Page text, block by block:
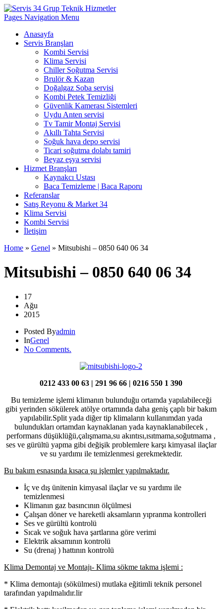
Pages Navigation Menu
Anasayfa
Servis Branşları
Kombi Servisi
Klima Servisi
Chiller Soğutma Servisi
Brulör & Kazan
Doğalgaz Soba servisi
Kombi Petek Temizliği
Güvenlik Kamerası Sistemleri
Uydu Anten servisi
Tv Tamir Montaj Servisi
Akıllı Tahta Servisi
Soğuk hava depo servisi
Ticari soğutma dolabı tamiri
Beyaz eşya servisi
Hizmet Branşları
Kaynakcı Ustası
Baca Temizleme | Baca Raporu
Referanslar
Satış Reyonu & Market 34
Klima Servisi
Kombi Servisi
İletişim
Home » Genel » Mitsubishi – 0850 640 06 34
Mitsubishi – 0850 640 06 34
17
Ağu
2015
Posted Byadmin
InGenel
No Comments.
0212 433 00 63 | 291 96 66 | 0216 550 1 390
Bu temizleme işlemi klimanın bulunduğu ortamda yapılabileceği
gibi yerinden sökülerek atölye ortamında daha geniş çaplı bir bakım
yapılabilir.Split yada diğer tip klimaların kullanımdan yada
bulundukları ortamdan kaynaklanan yada kaynaklanabilecek ,
performans düşüklüğü,çalışmama,su akıntısı,ısıtmama,soğutmama ,
ses ve gürültü yapma gibi değişik problemlere karşı kimyasal ilaçlar
ve su yardımı ile temizlenmesi gerekmektedir.
Bu bakım esnasında kısaca şu işlemler yapılmaktadır.
İç ve dış ünitenin kimyasal ilaçlar ve su yardımı ile
temizlenmesi
Klimanın gaz basıncının ölçülmesi
Çalışan döner ve hareketli aksamların yıpranma kontrolleri
Ses ve gürültü kontrolü
Sıcak ve soğuk hava şartlarına göre verimi
Elektrik aksamının kontrolü
Su (drenaj ) hattının kontrolü
Klima Demontaj ve Montajı- Klima sökme takma işlemi :
* Klima demontajı (sökülmesi) mutlaka eğitimli teknik personel
tarafından yapılmalıdır.lir